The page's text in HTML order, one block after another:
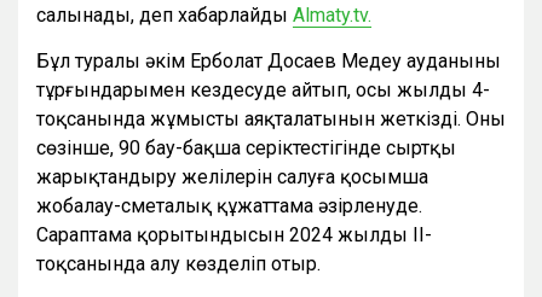
салынады, деп хабарлайды Аlmaty.tv.
Бұл туралы әкім Ерболат Досаев Медеу ауданының
тұрғындарымен кездесуде айтып, осы жылдың 4-
тоқсанында жұмыстың аяқталатынын жеткізді. Оның
сөзінше, 90 бау-бақша серіктестігінде сыртқы
жарықтандыру желілерін салуға қосымша
жобалау-сметалық құжаттама әзірленуде.
Сараптама қорытындысын 2024 жылдың II-
тоқсанында алу көзделіп отыр.